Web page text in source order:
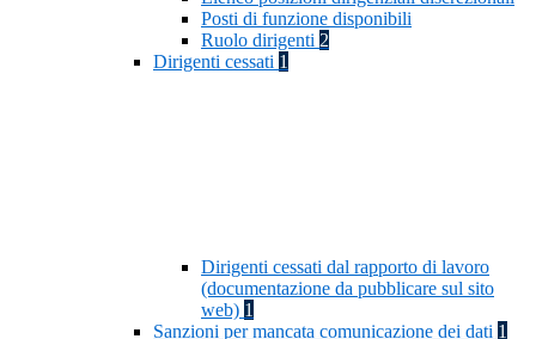
Posti di funzione disponibili
Ruolo dirigenti 2
Dirigenti cessati 1
Dirigenti cessati dal rapporto di lavoro
(documentazione da pubblicare sul sito
web) 1
Sanzioni per mancata comunicazione dei dati 1